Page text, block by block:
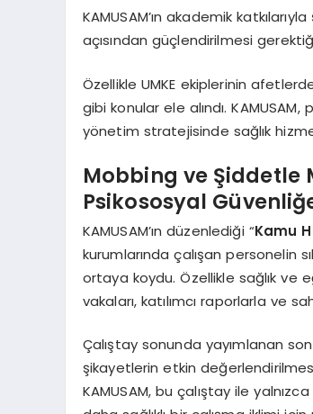
KAMUSAM’ın akademik
açısından güçlendirilmesi
Özellikle UMKE ekiplerinin
gibi konular ele alındı.
yönetim stratejisinde sağlık
Mobbing ve Şiddetle
Psikososyal
KAMUSAM’ın düzenlediği “Kamu
kurumlarında çalışan personelin
ortaya koydu. Özellikle sağlık ve
vakaları, katılımcı raporlarla ve
Çalıştay sonunda yayımlanan
şikayetlerin etkin
KAMUSAM, bu çalıştay ile